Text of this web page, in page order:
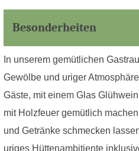
Besonderheiten
In unserem gemütlichen
Gewölbe und uriger
Gäste, mit einem Glas
mit Holzfeuer gemütlich
und Getränke schmecken
uriges Hüttenambitiente